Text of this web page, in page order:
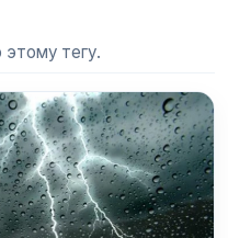
этому тегу.